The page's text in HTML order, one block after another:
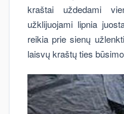
kraštai uždedami
užklijuojami lipnia
reikia prie sienų
laisvų kraštų ties